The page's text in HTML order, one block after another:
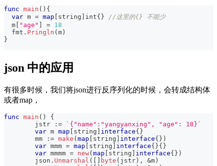
func main ( ) {
var m = map [ string ] int{}
//这里的{} 不能少
  m
[ "age" ] = 18
  fmt
. Pringln (m)
}
json 中的应用
有很多时候，我们将json进行反序列化的时候，会转成结构体
或者map，
func main ( )
{
	jstr
:=
`{"name":"yangyanxing", "age": 18}`
var m map [ string ] interface{}
	mm
:= make (map [ string ] interface{} )
var mmm = map [ string ] interface{}{}
var mmmm = new(map [ string ] interface{} )
	json
. Unmarshal ( [ ] byte ( jstr) , &m)